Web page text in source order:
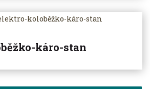
káro-stan